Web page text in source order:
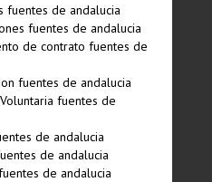
fuentes de andalucia
fuentes de andalucia
de contrato fuentes de
fuentes de andalucia
fuentes de
de andalucia
de andalucia
de andalucia